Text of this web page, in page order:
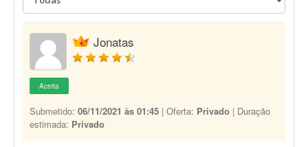
Jonatas
Aceita
Submetido: 06/11/2021 às 01:45 | Oferta: Privado | Duração
estimada: Privado